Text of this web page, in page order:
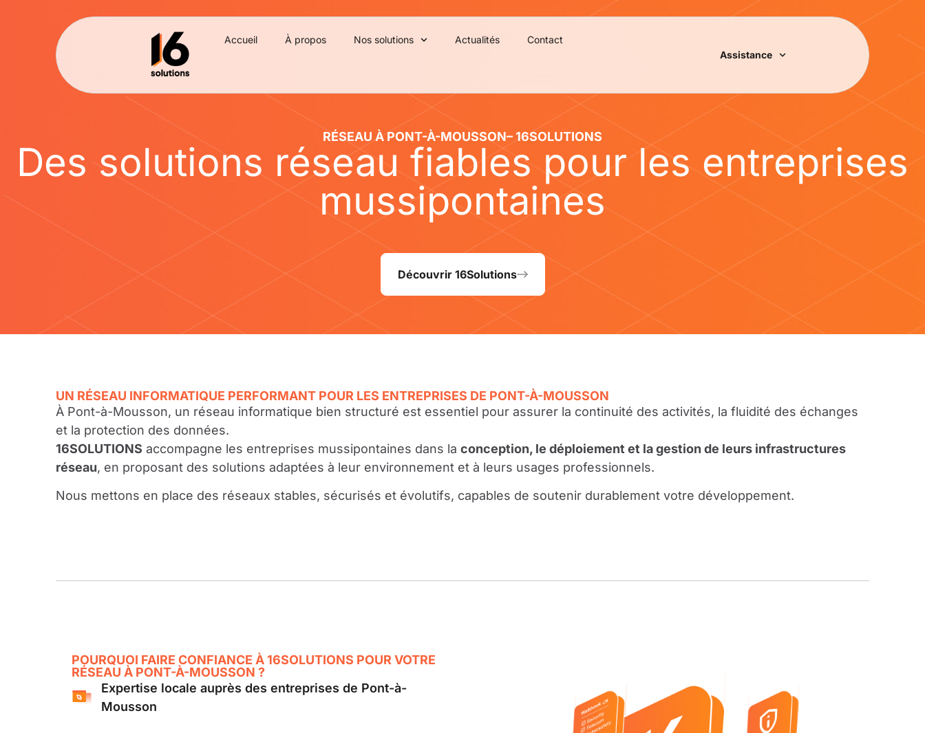
Accueil À propos Nos solutions Actualités
Contact
Assistance
RÉSEAU À PONT-À-MOUSSON– 16SOLUTIONS
Des solutions réseau fiables pour les entreprises
mussipontaines
Découvrir 16Solutions
UN RÉSEAU INFORMATIQUE PERFORMANT POUR LES ENTREPRISES DE PONT-À-MOUSSON
À Pont-à-Mousson, un réseau informatique bien structuré est essentiel pour assurer la continuité des activités, la fluidité des échanges
et la protection des données.
16SOLUTIONS accompagne les entreprises mussipontaines dans la conception, le déploiement et la gestion de leurs infrastructures
réseau, en proposant des solutions adaptées à leur environnement et à leurs usages professionnels.
Nous mettons en place des réseaux stables, sécurisés et évolutifs, capables de soutenir durablement votre développement.
POURQUOI FAIRE CONFIANCE À 16SOLUTIONS POUR VOTRE
RÉSEAU À PONT-À-MOUSSON ?
Expertise locale auprès des entreprises de Pont-à-
Mousson